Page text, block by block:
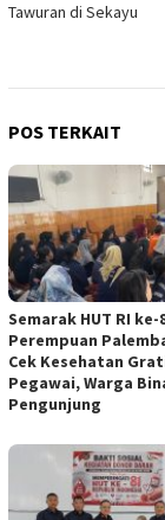
Tawuran di Sekayu
POS TERKAIT
Semarak HUT RI ke-
Perempuan
Cek Kesehatan
Pegawai, Warga
Pengunjung